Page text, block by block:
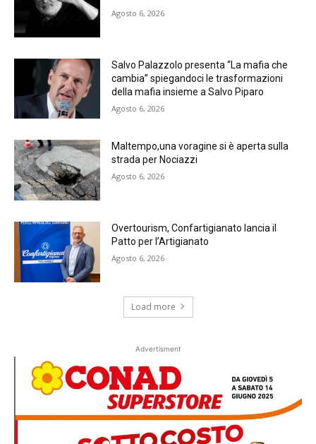
Agosto 6, 2026
Salvo Palazzolo presenta “La mafia che
cambia” spiegandoci le trasformazioni
della mafia insieme a Salvo Piparo
Agosto 6, 2026
Maltempo,una voragine si è aperta sulla
strada per Nociazzi
Agosto 6, 2026
Overtourism, Confartigianato lancia il
Patto per l’Artigianato
Agosto 6, 2026
Load more
Advertisment